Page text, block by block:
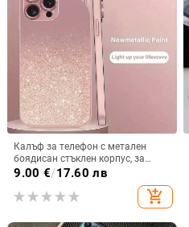
Калъф за телефон с метален
боядисан стъклен корпус, за
iPhone 11–14 Pro Max,
9.00 €/17.60 лв
add_shopping_cart